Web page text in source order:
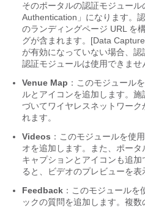
そのポータルの認証モジュール
Authentication」になります。
のランディングページ URL を
グが含まれます。[Data
が有効になっていない場合、
認証モジュールは使用できませ
Venue Map ：このモジュール
ルとアイコンを追加します。
づいてワイヤレスネットワー
れます。
Videos ：このモジュールを使
オを追加します。また、ポー
キャプションとアイコンも追
ると、ビデオのプレビューを表
Feedback ：このモジュール
ックの質問を追加します。複